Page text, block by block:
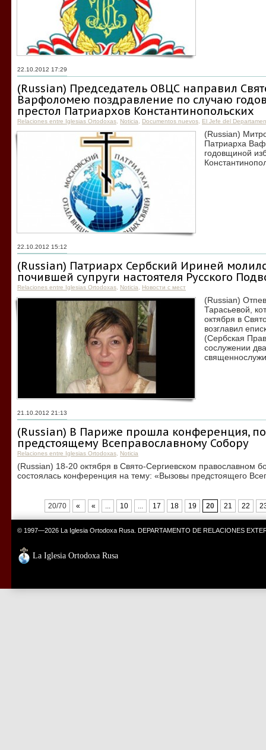
22.10.2012 17:29
(Russian) Председатель ОВЦС направил
Варфоломею поздравление по случаю
престол Патриархов Константинопольских
Relaciones entre Iglesias Ortodoxas Noticia Documentos nuevos El Jefe del
(Russian)
Патриарха
годовщиной
22.10.2012 15:12
(Russian) Патриарх Сербский Ириней
почившей супруги настоятеля Русского
Relaciones entre Iglesias Ortodoxas Noticia Новости с мест
(Russian)
Тарасьевой,
октября в
возглавил
(Сербская
сослужении
21.10.2012 21:13
(Russian) В Париже прошла конференция,
предстоящему Всеправославному Собору
Relaciones entre Iglesias Ortodoxas Noticia
(Russian) 18-20 октября в Свято-Сергиевском православном
состоялась конференция на тему: «Вызовы предстоящего
20/70 « « ... 10 ... 17 18 19 20 21 22
© 1997—2026 La Iglesia Ortodoxa Rusa. DEPARTAMENTO DE RELACIONES
La Iglesia Ortodoxa Rusa